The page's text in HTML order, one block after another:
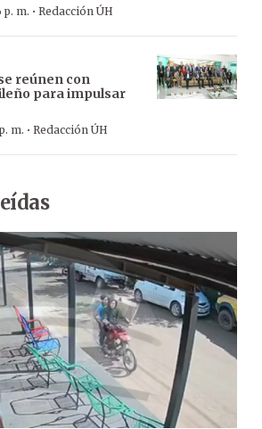
p. m. · Redacción ÚH
reúnen con
para impulsar
m. · Redacción ÚH